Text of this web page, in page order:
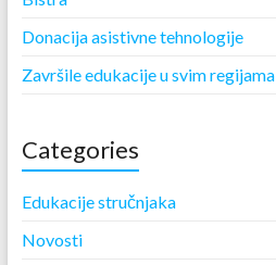
Donacija asistivne tehnologije
Završile edukacije u svim regijama
Categories
Edukacije stručnjaka
Novosti